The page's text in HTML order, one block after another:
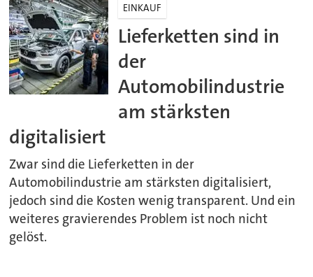
EINKAUF
Lieferketten sind in
der
Automobilindustrie
am stärksten
digitalisiert
Zwar sind die Lieferketten in der
Automobilindustrie am stärksten digitalisiert,
jedoch sind die Kosten wenig transparent. Und ein
weiteres gravierendes Problem ist noch nicht
gelöst.